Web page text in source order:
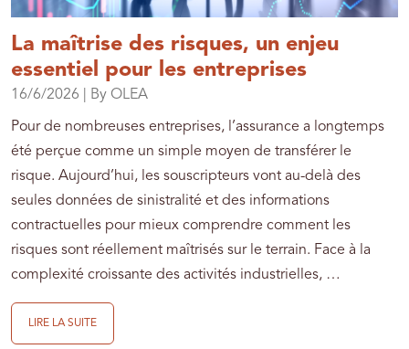
La maîtrise des risques, un enjeu
essentiel pour les entreprises
16/6/2026 | By OLEA
Pour de nombreuses entreprises, l’assurance a longtemps
été perçue comme un simple moyen de transférer le
risque. Aujourd’hui, les souscripteurs vont au-delà des
seules données de sinistralité et des informations
contractuelles pour mieux comprendre comment les
risques sont réellement maîtrisés sur le terrain. Face à la
complexité croissante des activités industrielles, …
LIRE LA SUITE